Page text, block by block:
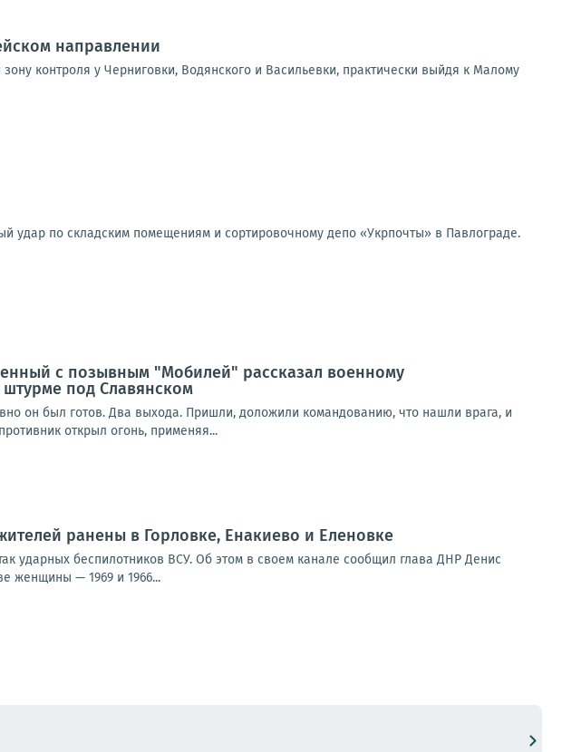
направлении
контроля у Черниговки, Водянского и Васильевки, практически выйдя к Малому
удар по складским помещениям и сортировочному депо «Укрпочты» в Павлограде.
с позывным "Мобилей" рассказал военному
штурме под Славянском
он был готов. Два выхода. Пришли, доложили командованию, что нашли врага, и
открыл огонь, применяя...
ранены в Горловке, Енакиево и Еленовке
ударных беспилотников ВСУ. Об этом в своем канале сообщил глава ДНР Денис
женщины — 1969 и 1966...